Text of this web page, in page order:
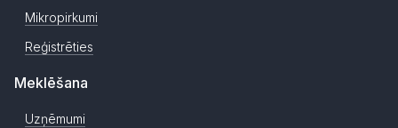
Mikropirkumi
Reģistrēties
Meklēšana
Uzņēmumi